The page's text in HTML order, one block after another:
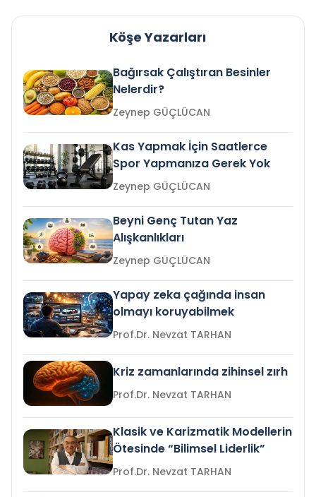
Köşe Yazarları
Bağırsak Çalıştıran Besinler
Nelerdir?
Zeynep GÜÇLÜCAN
Kas Yapmak İçin Saatlerce
Spor Yapmanıza Gerek Yok
Zeynep GÜÇLÜCAN
Beyni Genç Tutan Yaz
Alışkanlıkları
Zeynep GÜÇLÜCAN
Yapay zeka çağında insan
olmayı koruyabilmek
Prof.Dr. Nevzat TARHAN
Kriz zamanlarında zihinsel zırh
Prof.Dr. Nevzat TARHAN
Klasik ve Karizmatik Modellerin
Ötesinde “Bilimsel Liderlik”
Prof.Dr. Nevzat TARHAN